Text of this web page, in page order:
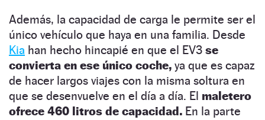
Además, la capacidad de carga le permite ser el
único vehículo que haya en una familia. Desde
Kia han hecho hincapié en que el EV3 se
convierta en ese único coche, ya que es capaz
de hacer largos viajes con la misma soltura en
que se desenvuelve en el día a día. El maletero
ofrece 460 litros de capacidad. En la parte